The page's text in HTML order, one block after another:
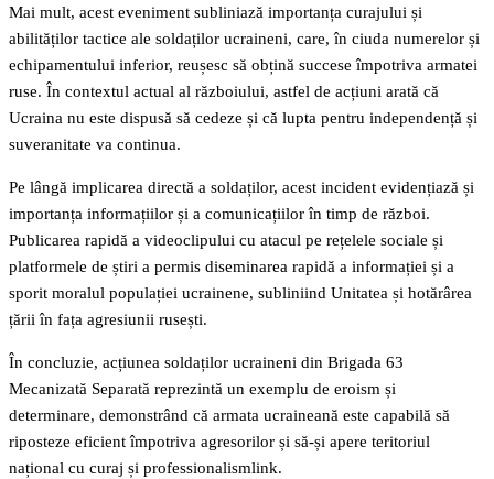
Mai mult, acest eveniment subliniază importanța curajului și
abilităților tactice ale soldaților ucraineni, care, în ciuda numerelor și
echipamentului inferior, reușesc să obțină succese împotriva armatei
ruse. În contextul actual al războiului, astfel de acțiuni arată că
Ucraina nu este dispusă să cedeze și că lupta pentru independență și
suveranitate va continua.
Pe lângă implicarea directă a soldaților, acest incident evidențiază și
importanța informațiilor și a comunicațiilor în timp de război.
Publicarea rapidă a videoclipului cu atacul pe rețelele sociale și
platformele de știri a permis diseminarea rapidă a informației și a
sporit moralul populației ucrainene, subliniind Unitatea și hotărârea
țării în fața agresiunii rusești.
În concluzie, acțiunea soldaților ucraineni din Brigada 63
Mecanizată Separată reprezintă un exemplu de eroism și
determinare, demonstrând că armata ucraineană este capabilă să
riposteze eficient împotriva agresorilor și să-și apere teritoriul
național cu curaj și professionalismlink.